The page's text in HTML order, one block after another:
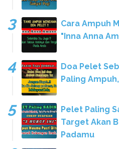
Cara Ampuh
"Inna Anna
Doa Pelet
Paling
Pelet Paling
Target Akan
Padamu